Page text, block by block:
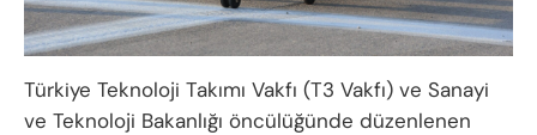
Türkiye Teknoloji Takımı Vakfı (T3 Vakfı) ve Sanayi
ve Teknoloji Bakanlığı öncülüğünde düzenlenen